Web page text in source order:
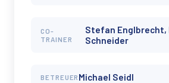
CO-
TRAINER
Stefan Englbrecht,
Schneider
BETREUER Michael Seidl